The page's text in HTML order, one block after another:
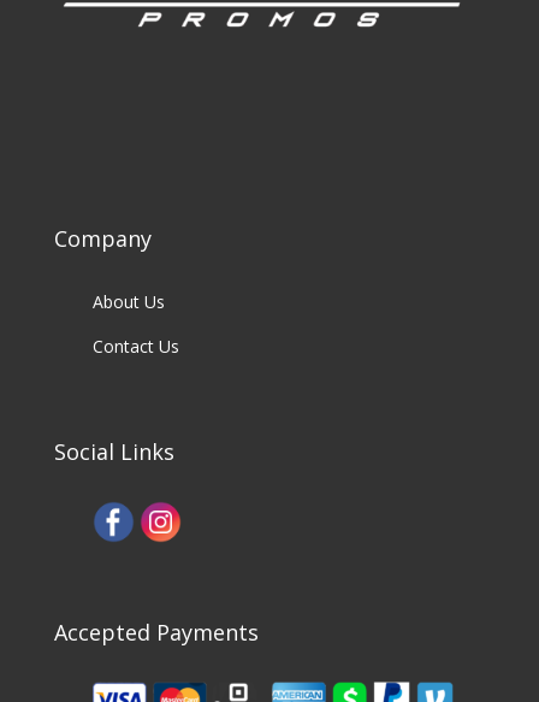
Company
About Us
Contact Us
Social Links
Accepted Payments